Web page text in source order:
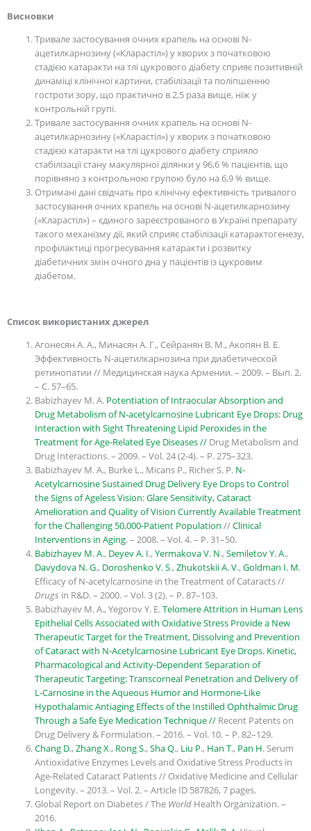
Висновки
Тривале застосування очних крапель на основі N-
ацетилкарнозину («Кларастіл») у хворих з початковою
стадією катаракти на тлі цукрового діабету сприяє позитивній
динаміці клінічної картини, стабілізації та поліпшенню
гостроти зору, що практично в 2,5 раза вище, ніж у
контрольній групі.
Тривале застосування очних крапель на основі N-
ацетилкарнозину («Кларастіл») у хворих з початковою
стадією катаракти на тлі цукрового діабету сприяло
стабілізації стану макулярної ділянки у 96,6 % пацієнтів, що
порівняно з контрольною групою було на 6,9 % вище.
Отримані дані свідчать про клінічну ефективність тривалого
застосування очних крапель на основі N-ацетилкарнозину
(«Кларастіл») – єдиного зареєстрованого в Україні препарату
такого механізму дії, який сприяє стабілізації катарактогенезу,
профілактиці прогресування катаракти і розвитку
діабетичних змін очного дна у пацієнтів із цукровим
діабетом.
Cписок використаних джерел
Агонесян А. А., Минасян А. Г., Сейранян В. М., Акопян В. Е.
Эффективность N-ацетилкарнозина при диабетической
ретинопатии // Медицинская наука Армении. – 2009. – Вып. 2.
– С. 57–65.
Babizhayev M. A. Potentiation of Intraocular Absorption and
Drug Metabolism of N-acetylcarnosine Lubricant Eye Drops: Drug
Interaction with Sight Threatening Lipid Peroxides in the
Treatment for Age-Related Eye Diseases // Drug Metabolism and
Drug Interactions. – 2009. – Vol. 24 (2-4). – P. 275–323.
Babizhayev M. A., Burke L., Micans P., Richer S. P. N-
Acetylcarnosine Sustained Drug Delivery Eye Drops to Control
the Signs of Ageless Vision: Glare Sensitivity, Cataract
Amelioration and Quality of Vision Currently Available Treatment
for the Challenging 50,000-Patient Population //Clinical
Interventions in Aging. – 2008. – Vol. 4. – P. 31–50.
Babizhayev M. A., Deyev A. I., Yermakova V. N., Semiletov Y. A.,
Davydova N. G., Doroshenko V. S., Zhukotskii A. V., Goldman I. M.
Efficacy of N-acetylcarnosine in the Treatment of Cataracts //
Drugs in R&D. – 2000. – Vol. 3 (2). – P. 87–103.
Babizhayev M. A., Yegorov Y. E.Telomere Attrition in Human Lens
Epithelial Cells Associated with Oxidative Stress Provide a New
Therapeutic Target for the Treatment, Dissolving and Prevention
of Cataract with N-Acetylcarnosine Lubricant Eye Drops. Kinetic,
Pharmacological and Activity-Dependent Separation of
Therapeutic Targeting: Transcorneal Penetration and Delivery of
L-Carnosine in the Aqueous Humor and Hormone-Like
Hypothalamic Antiaging Effects of the Instilled Ophthalmic Drug
Through a Safe Eye Medication Technique // Recent Patents on
Drug Delivery & Formulation. – 2016. – Vol. 10. – P. 82–129.
Chang D., Zhang X., Rong S., Sha Q., Liu P., Han T., Pan H. Serum
Antioxidative Enzymes Levels and Oxidative Stress Products in
Age-Related Cataract Patients // Oxidative Medicine and Cellular
Longevity. – 2013. – Vol. 2. – Article ID 587826, 7 pages.
Global Report on Diabetes / The World Health Organization. –
2016.